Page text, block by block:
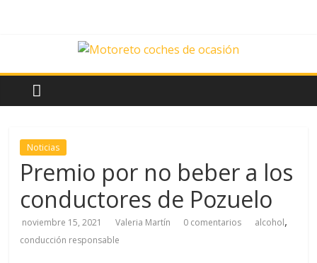
News
Motoreto
Noticias
coches
de
ocasión
Noticias
Premio por no beber a los
conductores de Pozuelo
noviembre 15, 2021 Valeria Martín 0 comentarios alcohol,
conducción responsable